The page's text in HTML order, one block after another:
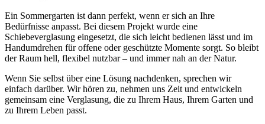
Ein Sommergarten ist dann perfekt, wenn er sich an Ihre
Bedürfnisse anpasst. Bei diesem Projekt wurde eine
Schiebeverglasung eingesetzt, die sich leicht bedienen lässt und im
Handumdrehen für offene oder geschützte Momente sorgt. So bleibt
der Raum hell, flexibel nutzbar – und immer nah an der Natur.
Wenn Sie selbst über eine Lösung nachdenken, sprechen wir
einfach darüber. Wir hören zu, nehmen uns Zeit und entwickeln
gemeinsam eine Verglasung, die zu Ihrem Haus, Ihrem Garten und
zu Ihrem Leben passt.